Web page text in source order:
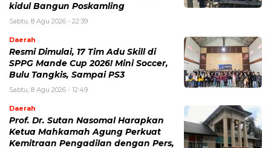
kidul Bangun Poskamling
Sabtu, 8 Agu 2026 - 22:39
Daerah
Resmi Dimulai, 17 Tim Adu Skill di
SPPG Mande Cup 2026! Mini Soccer,
Bulu Tangkis, Sampai PS3
Sabtu, 8 Agu 2026 - 12:49
Daerah
Prof. Dr. Sutan Nasomal Harapkan
Ketua Mahkamah Agung Perkuat
Kemitraan Pengadilan dengan Pers,